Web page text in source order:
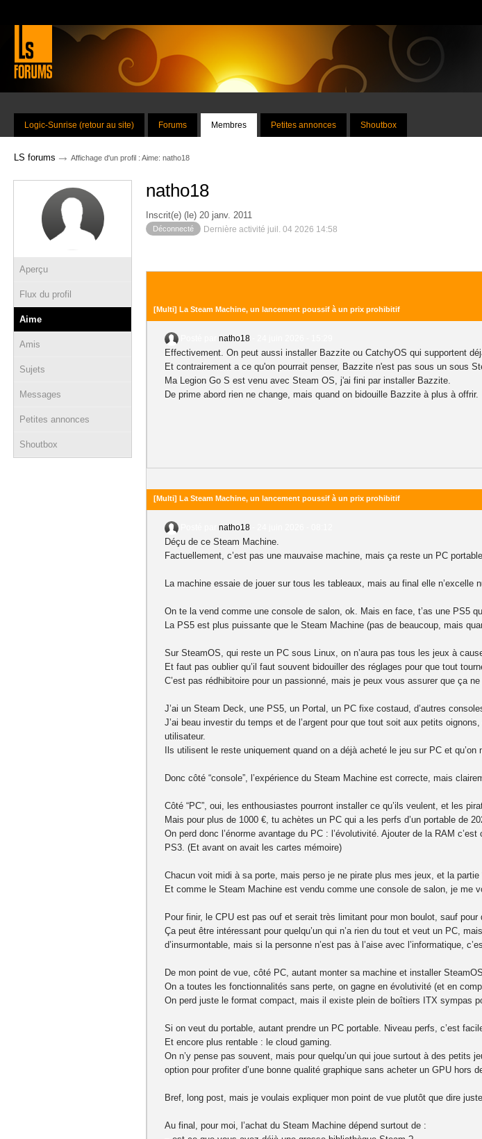
Logic-Sunrise (retour au site) Forums Membres Petites annonces Shoutbox
LS forums → Affichage d'un profil : Aime: natho18
Aperçu
Flux du profil
Aime
Amis
Sujets
Messages
Petites annonces
Shoutbox
natho18
Inscrit(e) (le) 20 janv. 2011
Déconnecté Dernière activité juil. 04 2026 14:58
[Multi] La Steam Machine, un lancement poussif à un prix prohibitif
natho18
Effectivement. On peut aussi installer Bazzite ou CatchyOS qui supportent
Et contrairement a ce qu'on pourrait penser, Bazzite n'est pas sous un sous
Ma Legion Go S est venu avec Steam OS, j'ai fini par installer Bazzite.
De prime abord rien ne change, mais quand on bidouille Bazzite à plus à offrir.
[Multi] La Steam Machine, un lancement poussif à un prix prohibitif
natho18
Déçu de ce Steam Machine.
Factuellement, c’est pas une mauvaise machine, mais ça reste un PC
La machine essaie de jouer sur tous les tableaux, mais au final elle n’excelle
On te la vend comme une console de salon, ok. Mais en face, t’as une PS5
La PS5 est plus puissante que le Steam Machine (pas de beaucoup, mais
Sur SteamOS, qui reste un PC sous Linux, on n’aura pas tous les jeux à
Et faut pas oublier qu’il faut souvent bidouiller des réglages pour que tout
C’est pas rédhibitoire pour un passionné, mais je peux vous assurer que ça
J’ai un Steam Deck, une PS5, un Portal, un PC fixe costaud, d’autres
J’ai beau investir du temps et de l’argent pour que tout soit aux petits
utilisateur.
Ils utilisent le reste uniquement quand on a déjà acheté le jeu sur PC et qu’on
Donc côté “console”, l’expérience du Steam Machine est correcte, mais
Côté “PC”, oui, les enthousiastes pourront installer ce qu’ils veulent, et les
Mais pour plus de 1000 €, tu achètes un PC qui a les perfs d’un portable de
On perd donc l’énorme avantage du PC : l’évolutivité. Ajouter de la RAM
PS3. (Et avant on avait les cartes mémoire)
Chacun voit midi à sa porte, mais perso je ne pirate plus mes jeux, et la partie
Et comme le Steam Machine est vendu comme une console de salon, je me
Pour finir, le CPU est pas ouf et serait très limitant pour mon boulot, sauf pour
Ça peut être intéressant pour quelqu’un qui n’a rien du tout et veut un PC,
d’insurmontable, mais si la personne n’est pas à l’aise avec l’informatique,
De mon point de vue, côté PC, autant monter sa machine et installer
On a toutes les fonctionnalités sans perte, on gagne en évolutivité (et en
On perd juste le format compact, mais il existe plein de boîtiers ITX sympas
Si on veut du portable, autant prendre un PC portable. Niveau perfs, c’est
Et encore plus rentable : le cloud gaming.
On n’y pense pas souvent, mais pour quelqu’un qui joue surtout à des
option pour profiter d’une bonne qualité graphique sans acheter un GPU hors
Bref, long post, mais je voulais expliquer mon point de vue plutôt que dire juste
Au final, pour moi, l’achat du Steam Machine dépend surtout de :